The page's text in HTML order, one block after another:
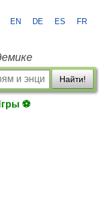
EN DE ES FR
Найти!
⚽